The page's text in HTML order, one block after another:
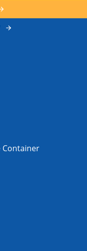
Container